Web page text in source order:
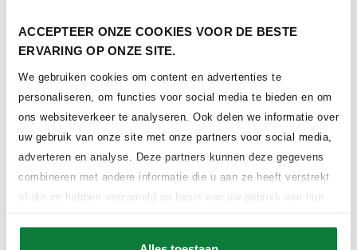
ACCEPTEER ONZE COOKIES VOOR DE BESTE
ERVARING OP ONZE SITE.
We gebruiken cookies om content en advertenties te
personaliseren, om functies voor social media te bieden en om
ons websiteverkeer te analyseren. Ook delen we informatie over
uw gebruik van onze site met onze partners voor social media,
adverteren en analyse. Deze partners kunnen deze gegevens
combineren met andere informatie die u aan ze heeft verstrekt
of die ze hebben verzameld op basis van uw gebruik van hun
Stalen balustrade met
ingelegd glas in crème wit